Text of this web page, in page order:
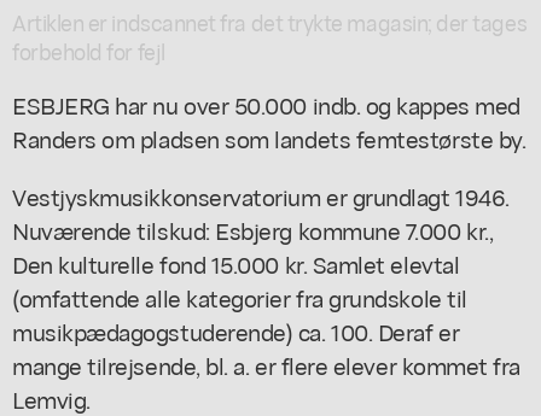
Artiklen er indscannet fra det trykte magasin; der tages
forbehold for fejl
ESBJERG har nu over 50.000 indb. og kappes med
Randers om pladsen som landets femtestørste by.
Vestjyskmusikkonservatorium er grundlagt 1946.
Nuværende tilskud: Esbjerg kommune 7.000 kr.,
Den kulturelle fond 15.000 kr. Samlet elevtal
(omfattende alle kategorier fra grundskole til
musikpædagogstuderende) ca. 100. Deraf er
mange tilrejsende, bl. a. er flere elever kommet fra
Lemvig.